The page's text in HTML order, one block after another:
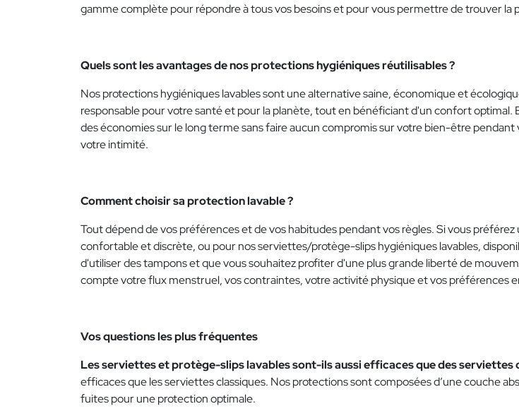
gamme complète pour répondre à tous vos besoins et pour vous permettre de trouver
Quels sont les avantages de nos protections hygiéniques réutilisables ?
Nos protections hygiéniques lavables sont une alternative saine, économique et
responsable pour votre santé et pour la planète, tout en bénéficiant d'un confort
des économies sur le long terme sans faire aucun compromis sur votre bien-être
votre intimité.
Comment choisir sa protection lavable ?
Tout dépend de vos préférences et de vos habitudes pendant vos règles. Si vous
confortable et discrète, ou pour nos serviettes/protège-slips hygiéniques lavables,
d'utiliser des tampons et que vous souhaitez profiter d'une plus grande liberté de
compte votre flux menstruel, vos contraintes, votre activité physique et vos préférences
Vos questions les plus fréquentes
Les serviettes et protège-slips lavables sont-ils aussi efficaces que des serviettes
efficaces que les serviettes classiques. Nos protections sont composées d’une couche
fuites pour une protection optimale.